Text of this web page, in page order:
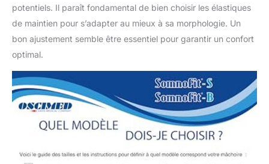
thermoformage. Une
fois les gouttières
ramollies dans l'eau
chaude, il vous suffit
réaliser la prise
d'empreintes. Cette
orthèse convient aussi
bien aux femmes
qu'aux hommes, pour
retrouver un sommeil
ENTRETIEN FACILE :
potentiels. Il paraît fondamental de bien choisir les élastiques
de maintien pour s’adapter au mieux à sa morphologie. Un
bon ajustement semble être essentiel pour garantir un confort
optimal.